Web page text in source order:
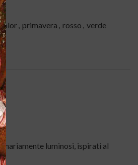
, primavera , rosso , verde
luminosi, ispirati al